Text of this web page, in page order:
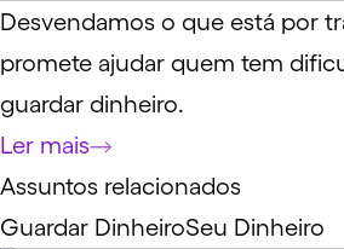
Desvendamos o que está por
promete ajudar quem tem
guardar dinheiro.
Ler mais
Assuntos relacionados
Guardar DinheiroSeu Dinheiro